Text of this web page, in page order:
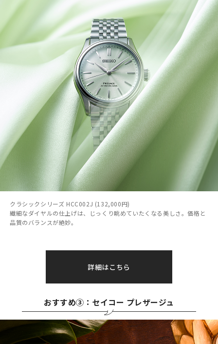
クラシックシリーズ HCC002J (132,000円)
繊細なダイヤルの仕上げは、じっくり眺めていたくなる美しさ。価格と
品質のバランスが絶妙。
詳細はこちら
おすすめ③：セイコー プレザージュ